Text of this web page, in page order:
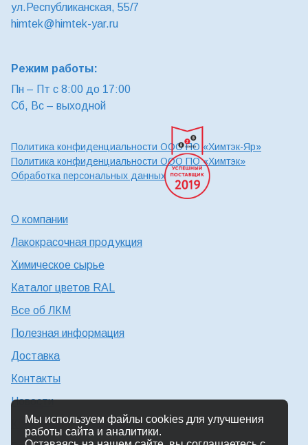
ул.Республиканская, 55/7
himtek@himtek-yar.ru
Режим работы:
Пн – Пт с 8:00 до 17:00
Сб, Вс – выходной
Политика конфиденциальности ООО ПО «Химтэк-Яр»
Политика конфиденциальности ООО ПО «Химтэк»
Обработка персональных данных
О компании
Лакокрасочная продукция
Химическое сырье
Каталог цветов RAL
Все об ЛКМ
Полезная информация
Доставка
Контакты
Новости
Консультация технолога
Мы используем файлы cookies для улучшения
работы сайта и аналитики.